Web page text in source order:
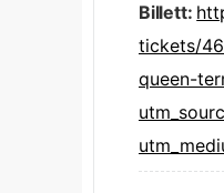
Billett:
tickets/
queen-